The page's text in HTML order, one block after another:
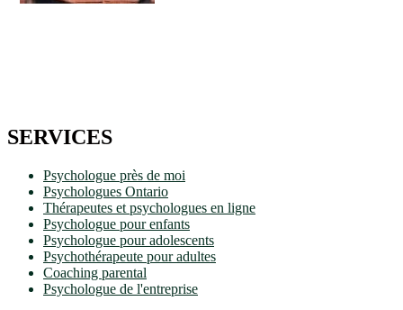
SERVICES
Psychologue près de moi
Psychologues Ontario
Thérapeutes et psychologues en ligne
Psychologue pour enfants
Psychologue pour adolescents
Psychothérapeute pour adultes
Coaching parental
Psychologue de l'entreprise